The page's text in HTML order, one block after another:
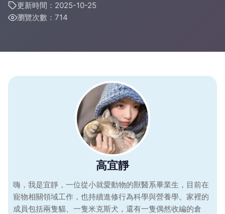
更新時間：2025-10-25
瀏覽次數：714
高宜靜
嗨，我是宜靜，一位從小就愛動物的獸醫系畢業生，目前在
寵物相關領域工作，也持續進修行為科學與營養學。家裡的
成員包括兩隻貓、一隻米克斯犬，還有一隻偶然收編的倉